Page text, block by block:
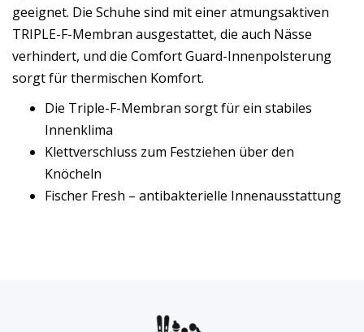
geeignet. Die Schuhe sind mit einer atmungsaktiven
TRIPLE-F-Membran ausgestattet, die auch Nässe
verhindert, und die Comfort Guard-Innenpolsterung
sorgt für thermischen Komfort.
Die Triple-F-Membran sorgt für ein stabiles
Innenklima
Klettverschluss zum Festziehen über den
Knöcheln
Fischer Fresh – antibakterielle Innenausstattung